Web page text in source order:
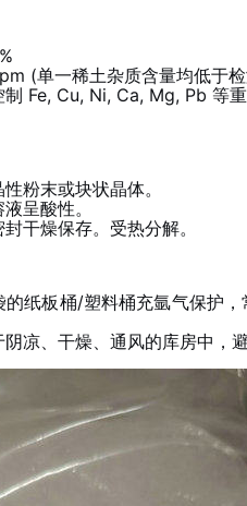
(单一稀土杂质含量均低于
制 Fe, Cu, Ni, Ca, Mg, Pb 等
粉末或块状晶体。
呈酸性。
干燥保存。受热分解。
的纸板桶/塑料桶充氩气保护
阴凉、干燥、通风的库房中，